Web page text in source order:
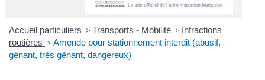
Accueil particuliers > Transports - Mobilité > Infractions
routières > Amende pour stationnement interdit (abusif,
gênant, très gênant, dangereux)